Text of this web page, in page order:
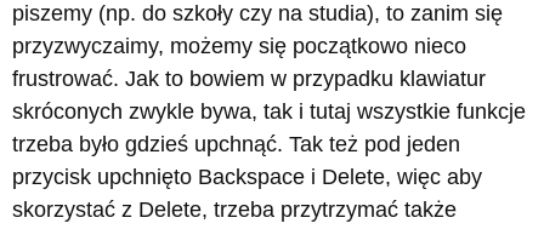
piszemy (np. do szkoły czy na studia), to zanim się
przyzwyczaimy, możemy się początkowo nieco
frustrować. Jak to bowiem w przypadku klawiatur
skróconych zwykle bywa, tak i tutaj wszystkie funkcje
trzeba było gdzieś upchnąć. Tak też pod jeden
przycisk upchnięto Backspace i Delete, więc aby
skorzystać z Delete, trzeba przytrzymać także